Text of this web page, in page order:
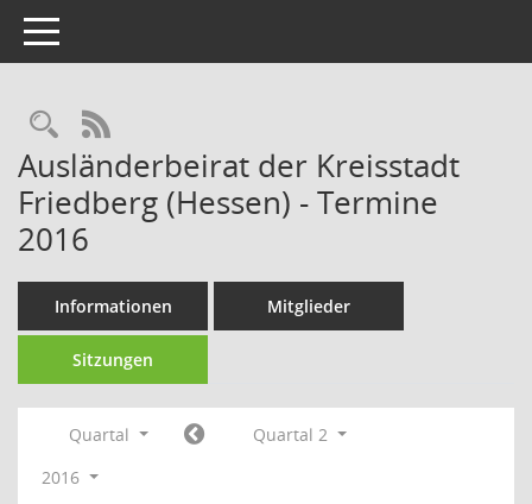
Toggle navigation
Rechercheauswahl
RSS-Feed
Ausländerbeirat der Kreisstadt
Friedberg (Hessen) - Termine
2016
Informationen Mitglieder
Sitzungen
Quartal
Quartal 2
2016